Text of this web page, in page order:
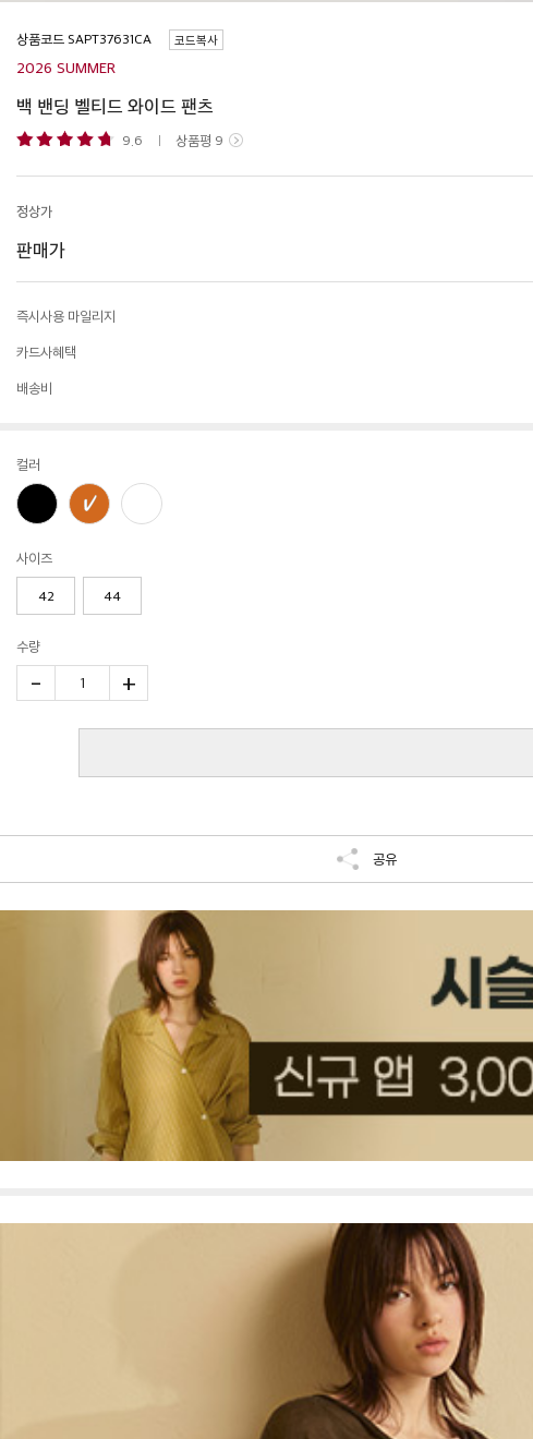
상품코드 코드복사
2026 SUMMER
백 밴딩 벨티드 와이드 팬츠
9.6 상품평 9
정상가
판매가
즉시사용 마일리지
카드사혜택
배송비
컬러
사이즈
42 44
수량
- 1 +
공유